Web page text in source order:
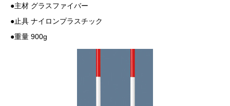
●主材 グラスファイバー
●止具 ナイロンプラスチック
●重量 900g